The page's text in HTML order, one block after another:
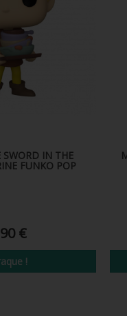
SWORD IN THE
FUNKO POP
€
!